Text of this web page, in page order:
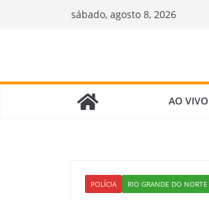
sábado, agosto 8, 2026
AO VIVO
POLÍCIA RIO GRANDE DO NORTE